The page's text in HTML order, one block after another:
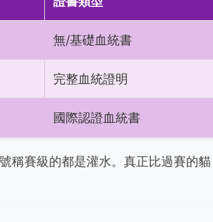
無/基礎血統書
完整血統證明
國際認證血統書
稱賽級的都是灌水。真正比過賽的